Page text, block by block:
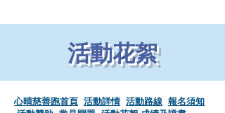
活動花絮
心晴慈善跑首頁 活動詳情 活動路線 報名須知